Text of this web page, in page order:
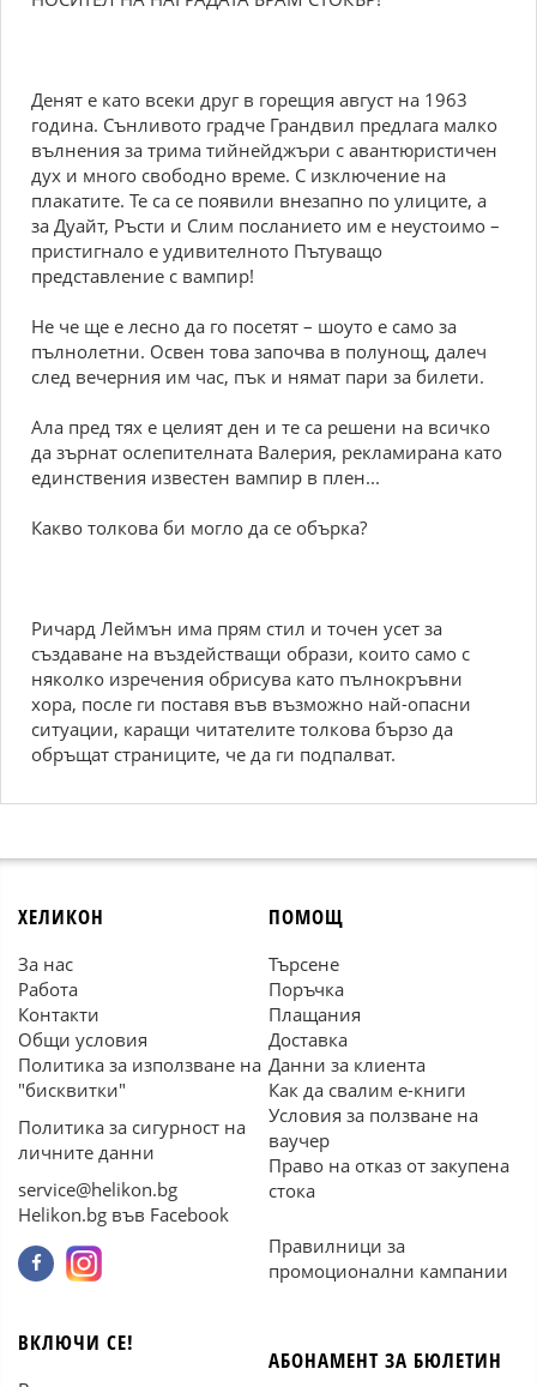
Денят е като всеки друг в горещия август на 1963
година. Сънливото градче Грандвил предлага малко
вълнения за трима тийнейджъри с авантюристичен
дух и много свободно време. С изключение на
плакатите. Те са се появили внезапно по улиците, a
за Дуайт, Ръсти и Слим посланието им е неустоимо –
пристигнало е удивителното Пътуващо
представление с вампир!
Не че ще е лесно да го посетят – шоуто е само за
пълнолетни. Освен това започва в полунощ, далеч
след вечерния им час, пък и нямат пари за билети.
Ала пред тях е целият ден и те са решени на всичко
да зърнат ослепителната Валерия, рекламирана като
единствения известен вампир в плен...
Какво толкова би могло да се обърка?
Ричард Леймън има прям стил и точен усет за
създаване на въздействащи образи, които само с
няколко изречения обрисува като пълнокръвни
хора, после ги поставя във възможно най-опасни
ситуации, каращи читателите толкова бързо да
обръщат страниците, че да ги подпалват.
ХЕЛИКОН
За нас
Работа
Контакти
Общи условия
Политика за използване на
"бисквитки"
Политика за сигурност на
личните данни
service@helikon.bg
Helikon.bg във Facebook
ПОМОЩ
Търсене
Поръчка
Плащания
Доставка
Данни за клиента
Как да свалим е-книги
Условия за ползване на
ваучер
Право на отказ от закупена
стока
Правилници за
промоционални кампании
ВКЛЮЧИ СЕ!
АБОНАМЕНТ ЗА БЮЛЕТИН